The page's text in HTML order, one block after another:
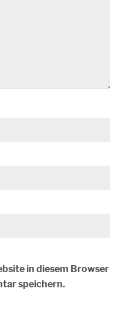
in diesem Browser
speichern.